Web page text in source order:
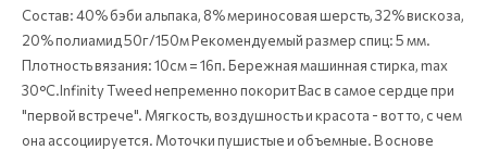
Состав: 40% бэби альпака, 8% мериносовая шерсть, 32% вискоза,
20% полиамид 50г/150м Рекомендуемый размер спиц: 5 мм.
Плотность вязания: 10см = 16п. Бережная машинная стирка, max
30°C.Infinity Tweed непременно покорит Вас в самое сердце при
"первой встрече". Мягкость, воздушность и красота - вот то, с чем
она ассоциируется. Моточки пушистые и объемные. В основе